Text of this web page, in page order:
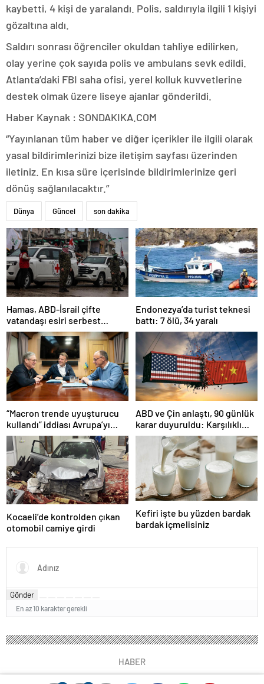
kaybetti, 4 kişi de yaralandı. Polis, saldırıyla ilgili 1 kişiyi
gözaltına aldı.
Saldırı sonrası öğrenciler okuldan tahliye edilirken,
olay yerine çok sayıda polis ve ambulans sevk edildi.
Atlanta’daki FBI saha ofisi, yerel kolluk kuvvetlerine
destek olmak üzere liseye ajanlar gönderildi.
Haber Kaynak : SONDAKIKA.COM
“Yayınlanan tüm haber ve diğer içerikler ile ilgili olarak
yasal bildirimlerinizi bize iletişim sayfası üzerinden
iletiniz. En kısa süre içerisinde bildirimlerinize geri
dönüş sağlanılacaktır.”
Dünya Güncel son dakika
Hamas, ABD-İsrail çifte
vatandaşı esiri serbest
bırakacağını duyurdu
Endonezya’da turist teknesi
battı: 7 ölü, 34 yaralı
“Macron trende uyuşturucu
kullandı” iddiası Avrupa’yı
karıştırmıştı: Fransa’dan
“peçeteli” yalanlama geldi!
ABD ve Çin anlaştı, 90 günlük
karar duyuruldu: Karşılıklı
tarife indirimi geldi!
Kocaeli’de kontrolden çıkan
otomobil camiye girdi
Kefiri işte bu yüzden bardak
bardak içmelisiniz
Gönder
En az 10 karakter gerekli
HABER